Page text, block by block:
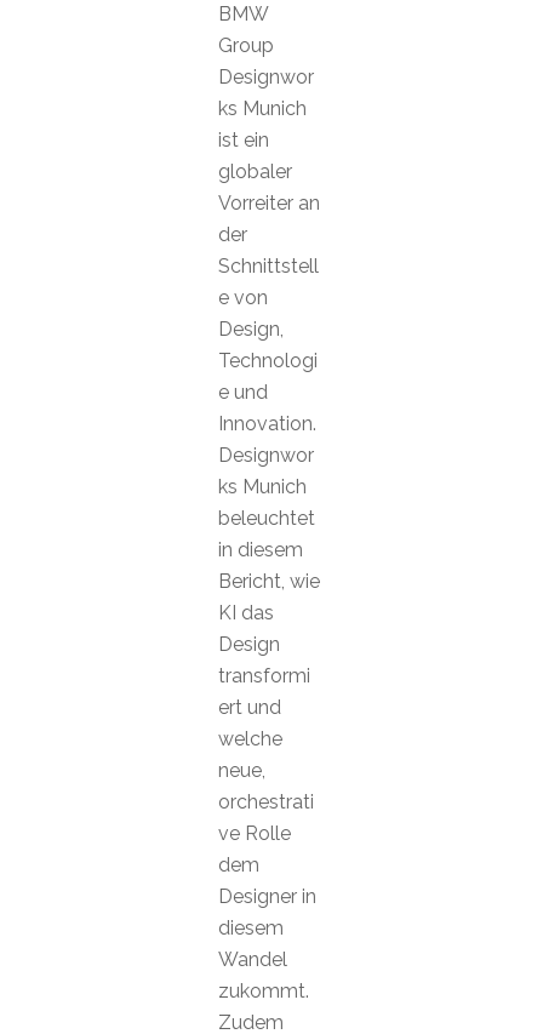
BMW
Group
Designwor
ks Munich
ist ein
globaler
Vorreiter an
der
Schnittstell
e von
Design,
Technologi
e und
Innovation.
Designwor
ks Munich
beleuchtet
in diesem
Bericht, wie
KI das
Design
transformi
ert und
welche
neue,
orchestrati
ve Rolle
dem
Designer in
diesem
Wandel
zukommt.
Zudem